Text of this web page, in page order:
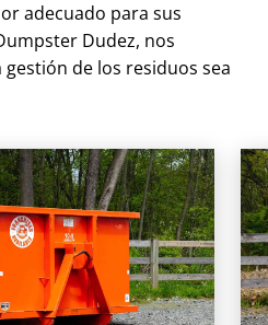
adecuado para sus
Dudez, nos
de los residuos sea